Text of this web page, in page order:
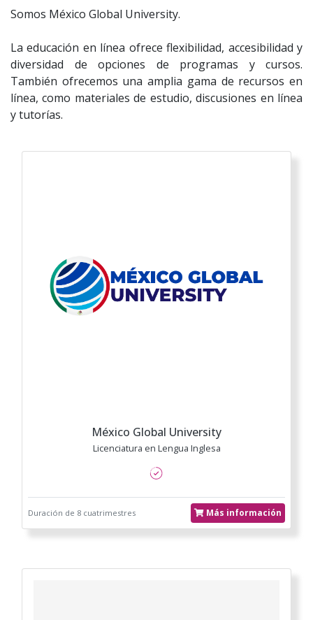
Somos México Global University.
La educación en línea ofrece flexibilidad, accesibilidad y
diversidad de opciones de programas y cursos.
También ofrecemos una amplia gama de recursos en
línea, como materiales de estudio, discusiones en línea
y tutorías.
México Global University
Licenciatura en Lengua Inglesa
Duración de 8 cuatrimestres Más información